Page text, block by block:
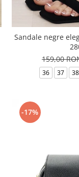
Sandale negre
159,00
36 37 38
-17%